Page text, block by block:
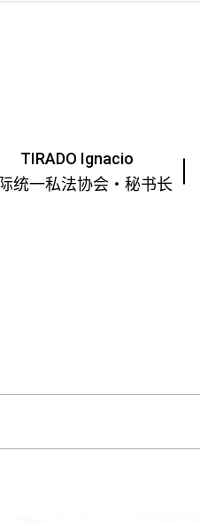
TIRADO Ignacio
统一私法协会・秘书长